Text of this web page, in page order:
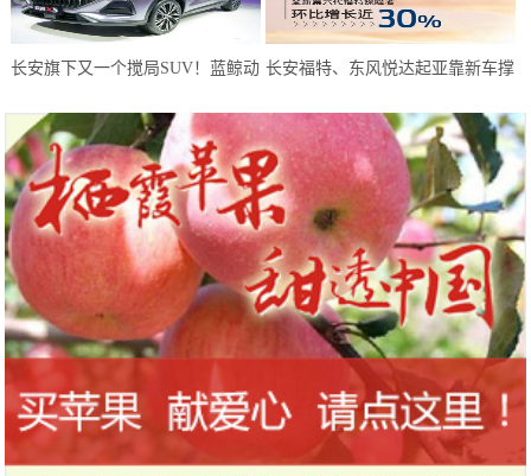
长安旗下又一个搅局SUV！蓝鲸动 长安福特、东风悦达起亚靠新车撑